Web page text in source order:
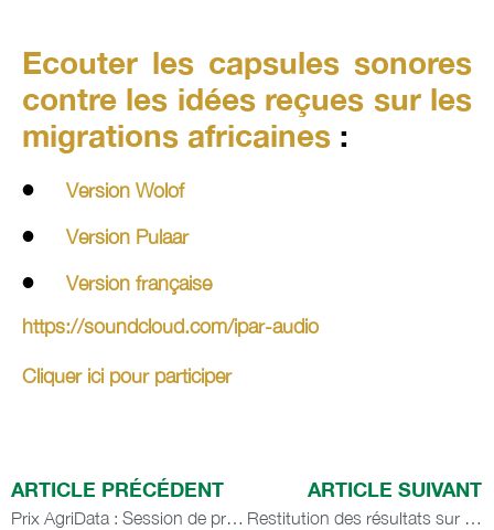
Ecouter les capsules sonores
contre les idées reçues sur les
migrations africaines :
Version Wolof
Version Pulaar
Version française
https://soundcloud.com/ipar-audio
Cliquer ici pour participer
ARTICLE PRÉCÉDENT
Prix AgriData : Session de présentation aux journalistes et de renforcement sur les mécanismes d’exploitation de données scientifiques.
ARTICLE SUIVANT
Restitution des résultats sur le financement durable de l’assainissement